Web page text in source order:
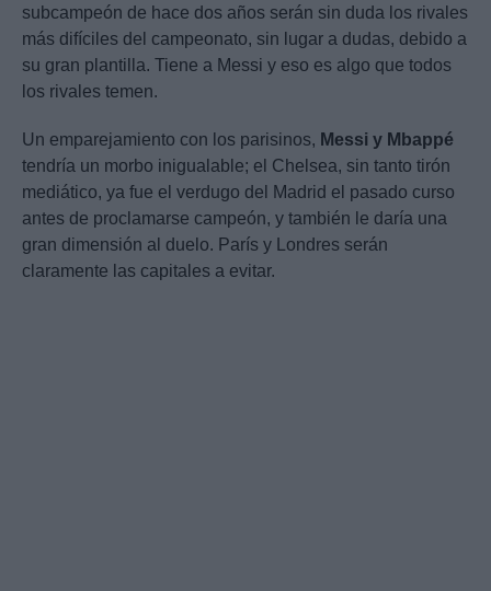
subcampeón de hace dos años serán sin duda los rivales
más difíciles del campeonato, sin lugar a dudas, debido a
su gran plantilla. Tiene a Messi y eso es algo que todos
los rivales temen.
Un emparejamiento con los parisinos, Messi y Mbappé
tendría un morbo inigualable; el Chelsea, sin tanto tirón
mediático, ya fue el verdugo del Madrid el pasado curso
antes de proclamarse campeón, y también le daría una
gran dimensión al duelo. París y Londres serán
claramente las capitales a evitar.